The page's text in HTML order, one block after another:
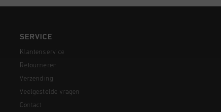
SERVICE
Klantenservice
Retourneren
Verzending
Veelgestelde vragen
Contact